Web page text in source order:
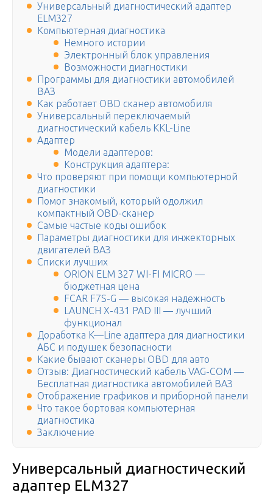
Универсальный диагностический адаптер
ELM327
Компьютерная диагностика
Немного истории
Электронный блок управления
Возможности диагностики
Программы для диагностики автомобилей
ВАЗ
Как работает OBD сканер автомобиля
Универсальный переключаемый
диагностический кабель KKL-Line
Адаптер
Модели адаптеров:
Конструкция адаптера:
Что проверяют при помощи компьютерной
диагностики
Помог знакомый, который одолжил
компактный OBD-сканер
Самые частые коды ошибок
Параметры диагностики для инжекторных
двигателей ВАЗ
Списки лучших
ORION ELM 327 WI-FI MICRO —
бюджетная цена
FCAR F7S-G — высокая надежность
LAUNCH X-431 PAD III — лучший
функционал
Доработка K—Line адаптера для диагностики
АБС и подушек безопасности
Какие бывают сканеры OBD для авто
Отзыв: Диагностический кабель VAG-COM —
Бесплатная диагностика автомобилей ВАЗ
Отображение графиков и приборной панели
Что такое бортовая компьютерная
диагностика
Заключение
Универсальный диагностический
адаптер ELM327